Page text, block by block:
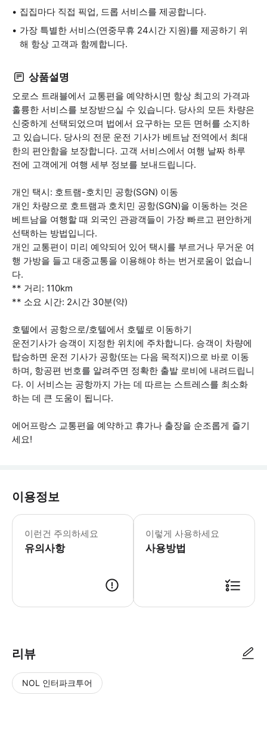
집집마다 직접 픽업, 드롭 서비스를 제공합니다.
가장 특별한 서비스(연중무휴 24시간 지원)를 제공하기 위
해 항상 고객과 함께합니다.
상품설명
오로스 트래블에서 교통편을 예약하시면 항상 최고의 가격과
훌륭한 서비스를 보장받으실 수 있습니다. 당사의 모든 차량은
신중하게 선택되었으며 법에서 요구하는 모든 면허를 소지하
고 있습니다. 당사의 전문 운전 기사가 베트남 전역에서 최대
한의 편안함을 보장합니다. 고객 서비스에서 여행 날짜 하루
전에 고객에게 여행 세부 정보를 보내드립니다.
개인 택시: 호트램-호치민 공항(SGN) 이동
개인 차량으로 호트램과 호치민 공항(SGN)을 이동하는 것은
베트남을 여행할 때 외국인 관광객들이 가장 빠르고 편안하게
선택하는 방법입니다.
개인 교통편이 미리 예약되어 있어 택시를 부르거나 무거운 여
행 가방을 들고 대중교통을 이용해야 하는 번거로움이 없습니
다.
** 거리: 110km
** 소요 시간: 2시간 30분(약)
호텔에서 공항으로/호텔에서 호텔로 이동하기
운전기사가 승객이 지정한 위치에 주차합니다. 승객이 차량에
탑승하면 운전 기사가 공항(또는 다음 목적지)으로 바로 이동
하며, 항공편 번호를 알려주면 정확한 출발 로비에 내려드립니
다. 이 서비스는 공항까지 가는 데 따르는 스트레스를 최소화
하는 데 큰 도움이 됩니다.
에어프랑스 교통편을 예약하고 휴가나 출장을 순조롭게 즐기
세요!
이용정보
이런건 주의하세요
유의사항
픽업, 드롭 서비스를 받으려면 운영자
이렇게 사용하세요
사용방법
리뷰
NOL 인터파크투어